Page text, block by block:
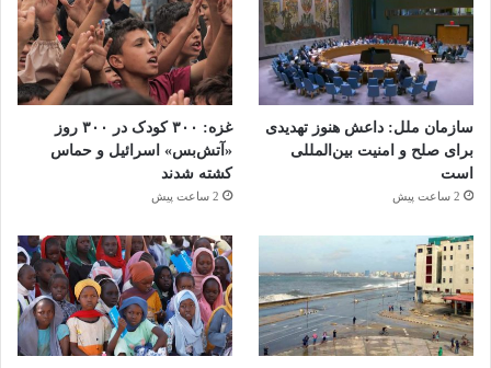
سازمان ملل: داعش هنوز تهدیدی
برای صلح و امنیت بین‌المللی
است
2 ساعت پیش
غزه: ۳۰۰ کودک در ۳۰۰ روز
«آتش‌بس» اسرائیل و حماس
کشته شدند
2 ساعت پیش